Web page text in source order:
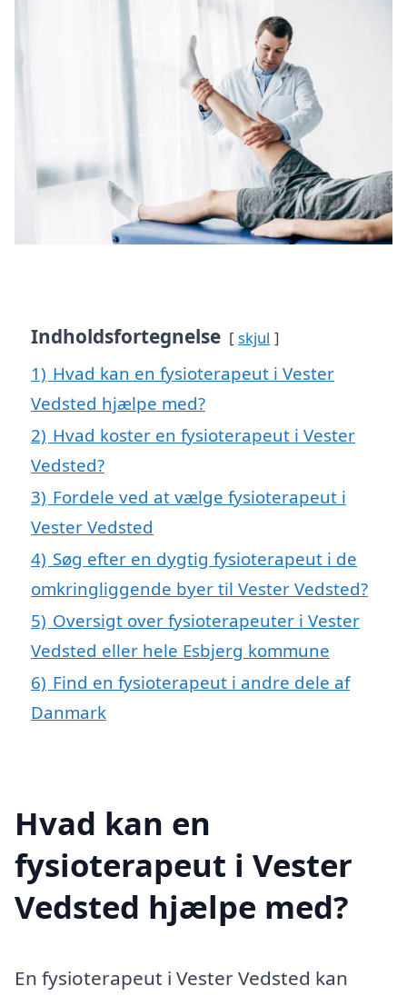
Indholdsfortegnelse skjul
1) Hvad kan en fysioterapeut i Vester
Vedsted hjælpe med?
2) Hvad koster en fysioterapeut i Vester
Vedsted?
3) Fordele ved at vælge fysioterapeut i
Vester Vedsted
4) Søg efter en dygtig fysioterapeut i de
omkringliggende byer til Vester Vedsted?
5) Oversigt over fysioterapeuter i Vester
Vedsted eller hele Esbjerg kommune
6) Find en fysioterapeut i andre dele af
Danmark
Hvad kan en
fysioterapeut i Vester
Vedsted hjælpe med?
En fysioterapeut i Vester Vedsted kan